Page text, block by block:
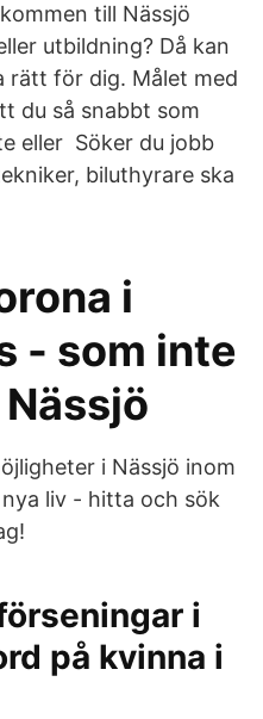
till Nässjö
utbildning? Då kan
rätt för dig. Målet med
du så snabbt som
eller Söker du jobb
biluthyrare ska
i
- som inte
i Nässjö inom
liv - hitta och sök
i
på kvinna i